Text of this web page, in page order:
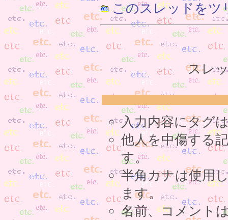
このスレッドをツ
スレ
入力内容にタグ
他人を中傷する
す。
半角カナは使用
ます。
名前、コメント